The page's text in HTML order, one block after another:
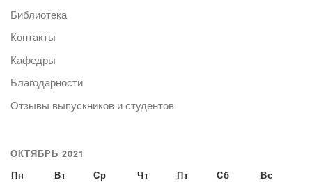
Библиотека
Контакты
Кафедры
Благодарности
Отзывы выпускников и студентов
ОКТЯБРЬ 2021
Пн Вт Ср Чт Пт Сб Вс